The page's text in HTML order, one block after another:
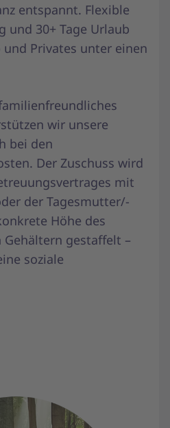
entspannt. Flexible
30+ Tage Urlaub
und Privates unter einen
wir unsere
bei den
Der Zuschuss wird
mit
der Tagesmutter/-
Höhe des
Gehältern gestaffelt –
soziale